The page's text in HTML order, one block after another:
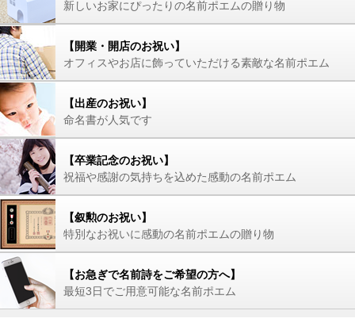
新しいお家にぴったりの名前ポエムの贈り物
【開業・開店のお祝い】
オフィスやお店に飾っていただける素敵な名前ポエム
【出産のお祝い】
命名書が人気です
【卒業記念のお祝い】
祝福や感謝の気持ちを込めた感動の名前ポエム
【叙勲のお祝い】
特別なお祝いに感動の名前ポエムの贈り物
【お急ぎで名前詩をご希望の方へ】
最短3日でご用意可能な名前ポエム